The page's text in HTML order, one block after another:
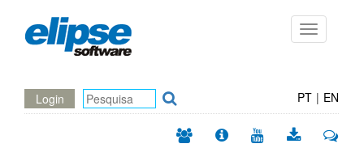
Toggle
navigation
Login PT | EN